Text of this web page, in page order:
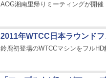
AOG湘南里帰りミーティングが開催
2011年WTCC日本ラウンド
鈴鹿初登場のWTCCマシンをフル